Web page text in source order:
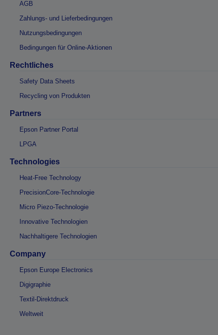
AGB
Zahlungs- und Lieferbedingungen
Nutzungsbedingungen
Bedingungen für Online-Aktionen
Rechtliches
Safety Data Sheets
Recycling von Produkten
Partners
Epson Partner Portal
LPGA
Technologies
Heat-Free Technology
PrecisionCore-Technologie
Micro Piezo-Technologie
Innovative Technologien
Nachhaltigere Technologien
Company
Epson Europe Electronics
Digigraphie
Textil-Direktdruck
Weltweit